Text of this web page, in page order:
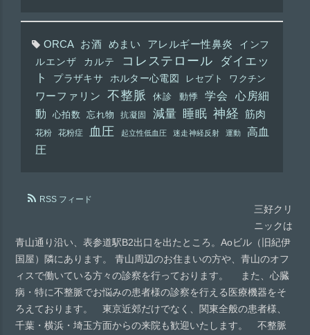
ORCA お酒 めまい アレルギー性鼻炎
インフ
ルエンザ
カルテ コレステロール
ダイエッ
ト
プラザキサ ホルター心電図 レセプト ワクチン
ワーファリン 不整脈 休診 動悸 学会
心房細
動
心拍数 忘れ物 抗凝固 減量 睡眠 神経 筋肉
花粉 花粉症 血圧 起立性低血圧 迷走神経反射 運動
高血
圧
RSS フィード
三好クリ
ニックは
青山通り沿い、表参道駅B2出口を出たところ。Aoビル（旧紀伊
国屋）隣にあります。 青山周辺のお住まいの方や、青山のオフ
ィスで働いている方々の診察を行っております。 また、心臓
病・特に不整脈でお悩みの患者様の診察を行える医療機器をそ
ろえております。 東京近郊だけでなく、関東全般の患者様、
千葉・横浜・埼玉方面からの来院も歓迎いたします。 不整脈